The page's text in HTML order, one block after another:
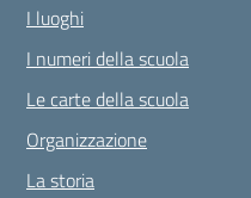
I luoghi
I numeri della scuola
Le carte della scuola
Organizzazione
La storia